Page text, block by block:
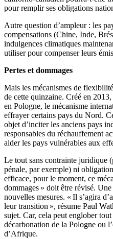
pour remplir ses obligations
Autre question d’ampleur : les
compensations (Chine, Inde,
indulgences climatiques
utiliser pour compenser leurs
Pertes et dommages
Mais les mécanismes de
de cette quinzaine. Créé en
en Pologne, le mécanisme
effrayer certains pays du Nord.
objet d’inciter les anciens pays
responsables du réchauffement
aider les pays vulnérables aux
Le tout sans contrainte juridique
pénale, par exemple) ni
efficace, pour le moment, ce
dommages » doit être révisé.
nouvelles mesures. « Il s’agira
leur transition », résume Paul
sujet. Car, cela peut englober
décarbonation de la Pologne ou
d’Afrique.